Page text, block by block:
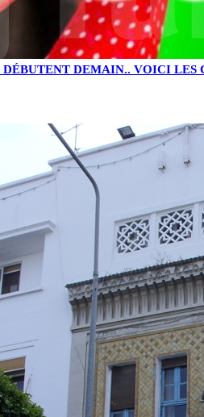
DÉBUTENT DEMAIN.. VOICI LES